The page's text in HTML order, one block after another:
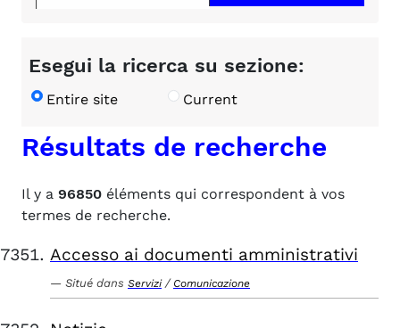
Esegui la ricerca su sezione:
Entire site Current
Résultats de recherche
Il y a 96850 éléments qui correspondent à vos
termes de recherche.
Accesso ai documenti amministrativi
Situé dans Servizi / Comunicazione